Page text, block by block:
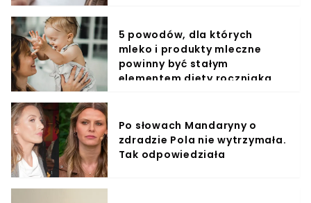
5 powodów, dla których
mleko i produkty mleczne
powinny być stałym
elementem diety roczniaka
Po słowach Mandaryny o
zdradzie Pola nie wytrzymała.
Tak odpowiedziała